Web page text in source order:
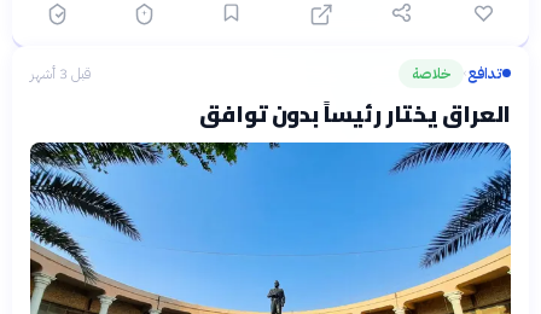
تدافع› خلاصة قبل 3 أشهر
العراق يختار رئيساً بدون توافق